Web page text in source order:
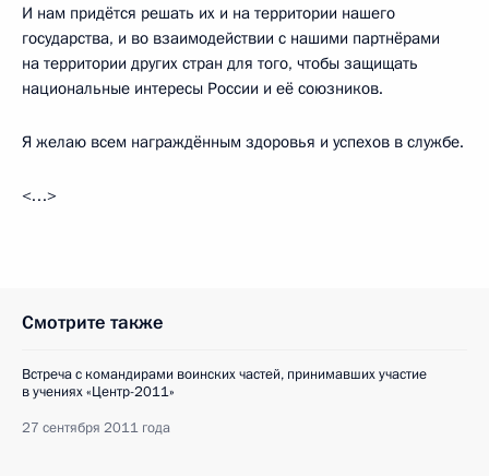
И нам придётся решать их и на территории нашего
государства, и во взаимодействии с нашими партнёрами
на территории других стран для того, чтобы защищать
национальные интересы России и её союзников.
Я желаю всем награждённым здоровья и успехов в службе.
<…>
Смотрите также
Встреча с командирами воинских частей, принимавших участие
в учениях «Центр-2011»
27 сентября 2011 года